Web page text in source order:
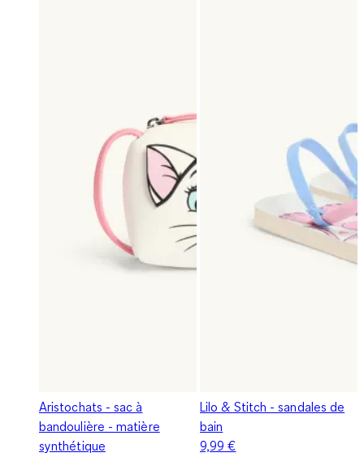
Aristochats - sac à
bandoulière - matière
synthétique
Lilo & Stitch - sandales de
bain
9,99 €